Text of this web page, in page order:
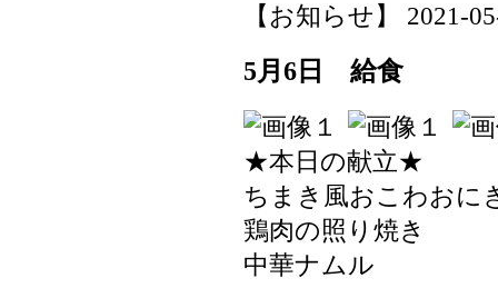
【お知らせ】 2021-
5月6日 給食
★本日の献立★
ちまき風おこわおに
鶏肉の照り焼き
中華ナムル